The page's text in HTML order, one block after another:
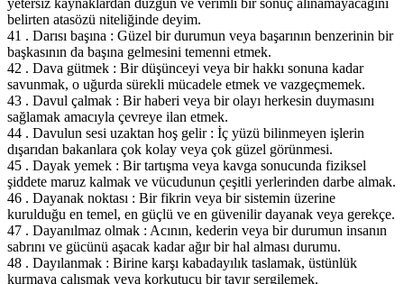
yetersiz kaynaklardan düzgün ve verimli bir sonuç alınamayacağını
belirten atasözü niteliğinde deyim.
41 . Darısı başına : Güzel bir durumun veya başarının benzerinin bir
başkasının da başına gelmesini temenni etmek.
42 . Dava gütmek : Bir düşünceyi veya bir hakkı sonuna kadar
savunmak, o uğurda sürekli mücadele etmek ve vazgeçmemek.
43 . Davul çalmak : Bir haberi veya bir olayı herkesin duymasını
sağlamak amacıyla çevreye ilan etmek.
44 . Davulun sesi uzaktan hoş gelir : İç yüzü bilinmeyen işlerin
dışarıdan bakanlara çok kolay veya çok güzel görünmesi.
45 . Dayak yemek : Bir tartışma veya kavga sonucunda fiziksel
şiddete maruz kalmak ve vücudunun çeşitli yerlerinden darbe almak.
46 . Dayanak noktası : Bir fikrin veya bir sistemin üzerine
kurulduğu en temel, en güçlü ve en güvenilir dayanak veya gerekçe.
47 . Dayanılmaz olmak : Acının, kederin veya bir durumun insanın
sabrını ve gücünü aşacak kadar ağır bir hal alması durumu.
48 . Dayılanmak : Birine karşı kabadayılık taslamak, üstünlük
kurmaya çalışmak veya korkutucu bir tavır sergilemek.